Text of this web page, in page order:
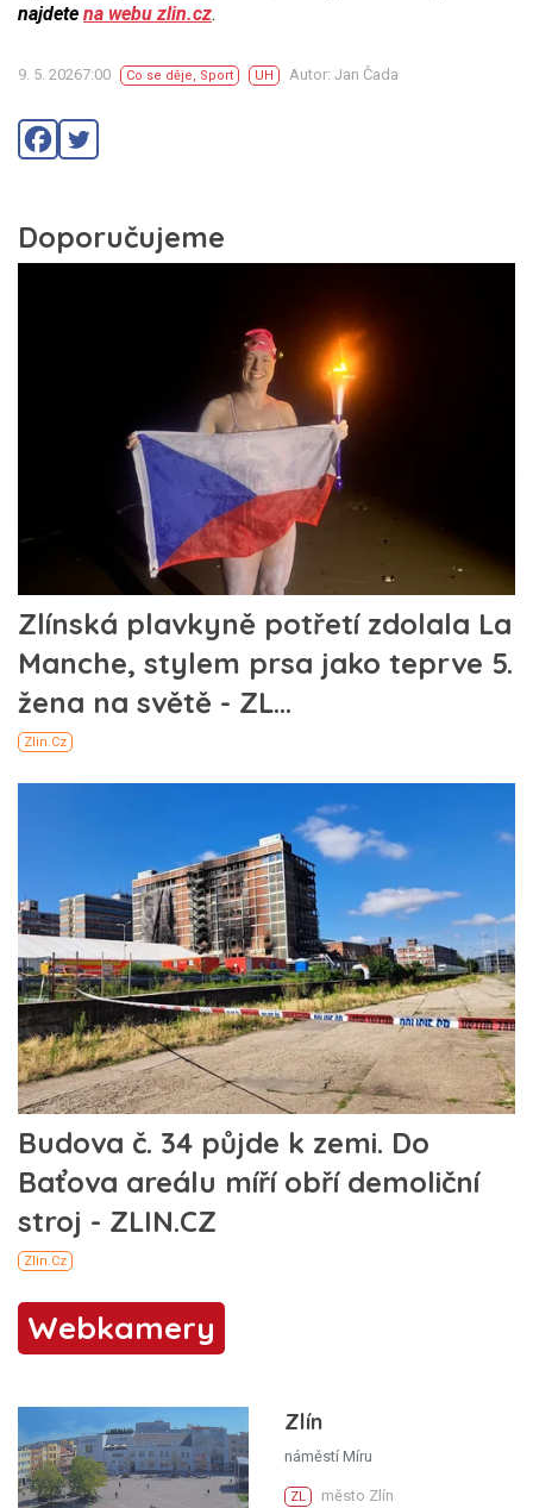
najdete na webu zlin.cz.
9. 5. 20267:00 Co se děje, Sport UH Autor: Jan Čada
Webkamery
Zlín
náměstí Míru
ZL město Zlín